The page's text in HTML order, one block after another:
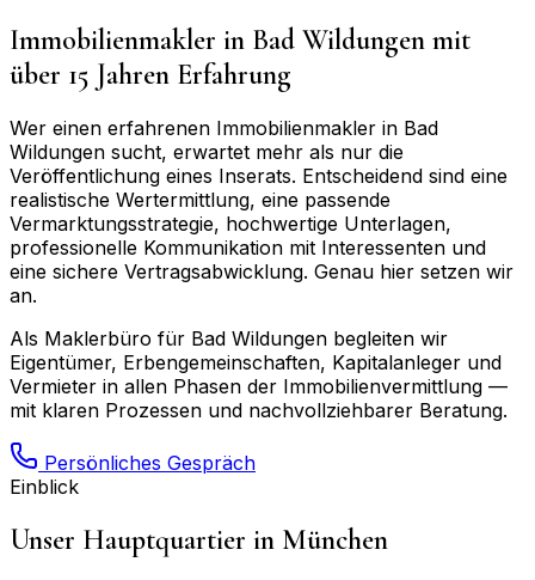
Immobilienmakler in Bad Wildungen mit
über 15 Jahren Erfahrung
Wer einen erfahrenen Immobilienmakler in Bad
Wildungen sucht, erwartet mehr als nur die
Veröffentlichung eines Inserats. Entscheidend sind eine
realistische Wertermittlung, eine passende
Vermarktungsstrategie, hochwertige Unterlagen,
professionelle Kommunikation mit Interessenten und
eine sichere Vertragsabwicklung. Genau hier setzen wir
an.
Als Maklerbüro für Bad Wildungen begleiten wir
Eigentümer, Erbengemeinschaften, Kapitalanleger und
Vermieter in allen Phasen der Immobilienvermittlung —
mit klaren Prozessen und nachvollziehbarer Beratung.
Persönliches Gespräch
Einblick
Unser Hauptquartier in München